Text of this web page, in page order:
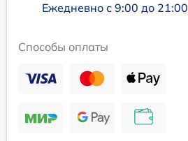
Ежедневно с 9:00 до 21:00
Способы оплаты